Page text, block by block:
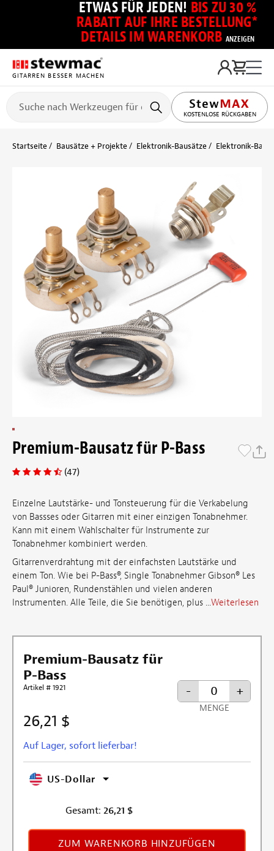
ETWAS FÜR JEDEN! BIS ZU 30 %
RABATT AUF IHRE BESTELLUNG*
DETAILS IM WARENKORB ANZEIGEN
GITARREN BESSER MACHEN
KOSTENLOSE RÜCKGABEN
Startseite Bausätze + Projekte Elektronik-Bausätze Elektronik-
Premium-Bausatz für P-Bass
(47)
Einzelne Lautstärke- und Tonsteuerung für die Verkabelung
von Bassses oder Gitarren mit einer einzigen Tonabnehmer.
Kann mit einem Wahlschalter für Instrumente zur
Tonabnehmer kombiniert werden.
Gitarrenverdrahtung mit der einfachsten Lautstärke und
einem Ton. Wie bei P-Bass®, Single Tonabnehmer Gibson® Les
Paul® Junioren, Rundenstählen und vielen anderen
Instrumenten. Alle Teile, die Sie benötigen, plus ...Weiterlesen
Premium-Bausatz für
P-Bass
Artikel # 1921
26,21 $
Auf Lager, sofort lieferbar!
- +
MENGE
US-Dollar
Gesamt: 26,21 $
ZUM WARENKORB HINZUFÜGEN